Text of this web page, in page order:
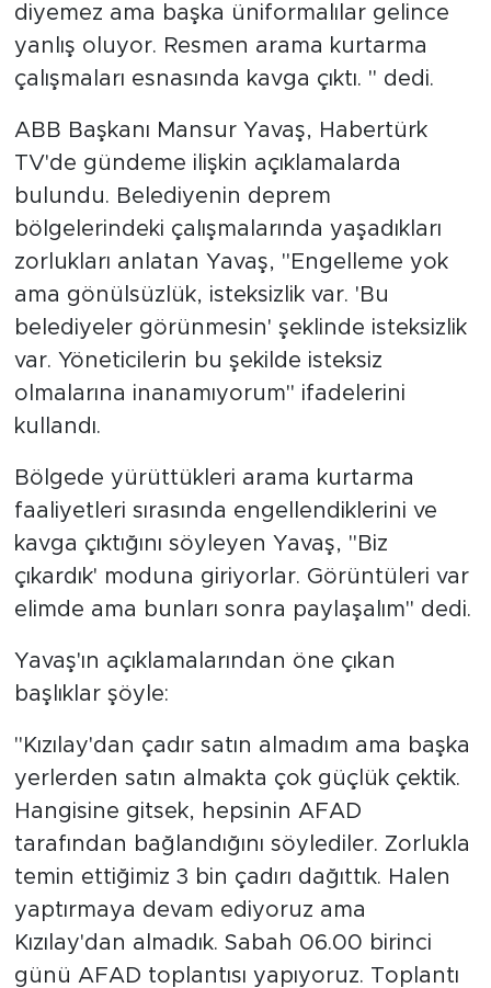
diyemez ama başka üniformalılar gelince
yanlış oluyor. Resmen arama kurtarma
çalışmaları esnasında kavga çıktı. " dedi.
ABB Başkanı Mansur Yavaş, Habertürk
TV'de gündeme ilişkin açıklamalarda
bulundu. Belediyenin deprem
bölgelerindeki çalışmalarında yaşadıkları
zorlukları anlatan Yavaş, "Engelleme yok
ama gönülsüzlük, isteksizlik var. 'Bu
belediyeler görünmesin' şeklinde isteksizlik
var. Yöneticilerin bu şekilde isteksiz
olmalarına inanamıyorum" ifadelerini
kullandı.
Bölgede yürüttükleri arama kurtarma
faaliyetleri sırasında engellendiklerini ve
kavga çıktığını söyleyen Yavaş, "Biz
çıkardık' moduna giriyorlar. Görüntüleri var
elimde ama bunları sonra paylaşalım" dedi.
Yavaş'ın açıklamalarından öne çıkan
başlıklar şöyle:
"Kızılay'dan çadır satın almadım ama başka
yerlerden satın almakta çok güçlük çektik.
Hangisine gitsek, hepsinin AFAD
tarafından bağlandığını söylediler. Zorlukla
temin ettiğimiz 3 bin çadırı dağıttık. Halen
yaptırmaya devam ediyoruz ama
Kızılay'dan almadık. Sabah 06.00 birinci
günü AFAD toplantısı yapıyoruz. Toplantı
SİYASET
MEDYA KÖŞESİ
FOTO GALERİ
VİDEOLAR
ALINTI YAZARLAR
SOSYAL MEDYA